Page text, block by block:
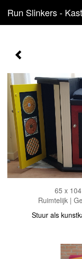
Run Slinkers -
65 x
Ruimtelijk |
Stuur als